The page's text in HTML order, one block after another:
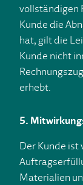
vollständigen
Kunde die
hat, gilt die
Kunde nicht
erhebt.
5.
Der Kunde ist
Materialien